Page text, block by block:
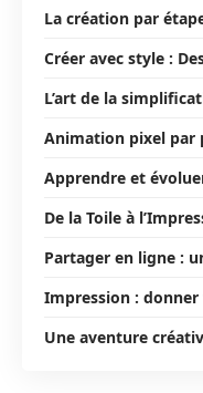
La création par
Créer avec style :
L’art de la
Animation pixel par
Apprendre et
De la Toile à
Partager en ligne :
Impression :
Une aventure